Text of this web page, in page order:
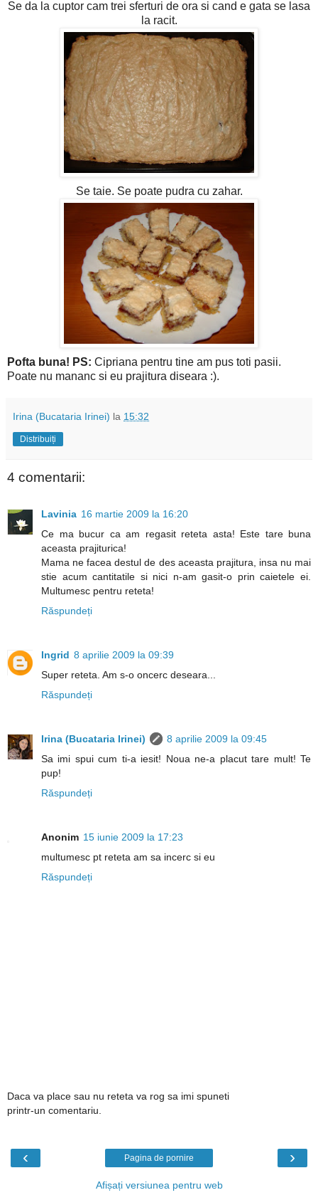
Se da la cuptor cam trei sferturi de ora si cand e gata se lasa
la racit.
Se taie. Se poate pudra cu zahar.
Pofta buna! PS: Cipriana pentru tine am pus toti pasii.
Poate nu mananc si eu prajitura diseara :).
Irina (Bucataria Irinei) la 15:32
Distribuiți
4 comentarii:
Lavinia 16 martie 2009 la 16:20
Ce ma bucur ca am regasit reteta asta! Este tare buna
aceasta prajiturica!
Mama ne facea destul de des aceasta prajitura, insa nu mai
stie acum cantitatile si nici n-am gasit-o prin caietele ei.
Multumesc pentru reteta!
Răspundeți
Ingrid 8 aprilie 2009 la 09:39
Super reteta. Am s-o oncerc deseara...
Răspundeți
Irina (Bucataria Irinei)
8 aprilie 2009 la 09:45
Sa imi spui cum ti-a iesit! Noua ne-a placut tare mult! Te
pup!
Răspundeți
Anonim 15 iunie 2009 la 17:23
multumesc pt reteta am sa incerc si eu
Răspundeți
Daca va place sau nu reteta va rog sa imi spuneti
printr-un comentariu.
‹ ›
Pagina de pornire
Afișați versiunea pentru web